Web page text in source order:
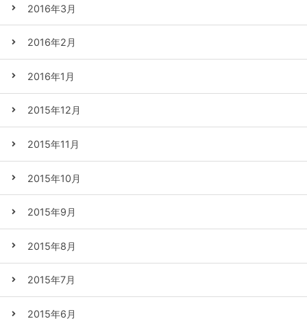
2016年3月
2016年2月
2016年1月
2015年12月
2015年11月
2015年10月
2015年9月
2015年8月
2015年7月
2015年6月